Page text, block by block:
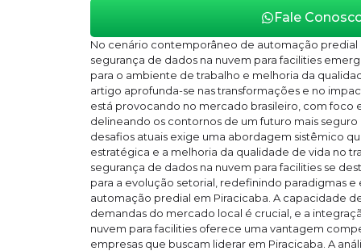
Fale
No cenário contemporâneo de automação predial
segurança de dados na nuvem para facilities
para o ambiente de trabalho e melhoria da
artigo aprofunda-se nas transformações e no
está provocando no mercado brasileiro, com foco
delineando os contornos de um futuro mais
desafios atuais exige uma abordagem sistêmico
estratégica e a melhoria da qualidade de vida no
segurança de dados na nuvem para facilities se
para a evolução setorial, redefinindo paradigmas
automação predial em Piracicaba. A capacidade
demandas do mercado local é crucial, e a
nuvem para facilities oferece uma vantagem
empresas que buscam liderar em Piracicaba. A